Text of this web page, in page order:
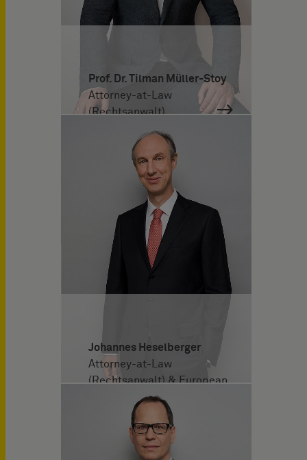
Prof. Dr. Tilman Müller-Stoy
Attorney-at-Law
(Rechtsanwalt)
Johannes Heselberger
Attorney-at-Law
(Rechtsanwalt) & European
Patent Attorney